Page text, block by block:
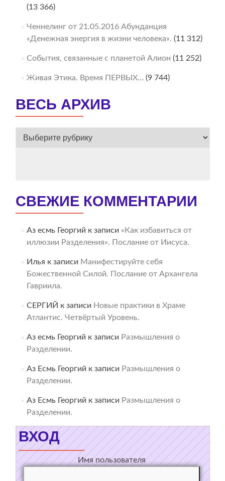
(13 366)
Ченнелинг от 21.05.2016 Абунданция
«Денежная энергия в жизни человека». (11 312)
События, связанные с планетой Алион (11 252)
Живая Этика. Время ПЕРВЫХ… (9 744)
ВЕСЬ АРХИВ
ВЕСЬ
СВЕЖИЕ КОММЕНТАРИИ
Аз есмь Георгий к записи «Как избавиться от
иллюзии Разделения». Послание от Иисуса.
Илья к записи Манифестируйте себя
Божественной Силой. Послание от Архангела
Гавриила.
СЕРГИЙ к записи Новые практики в Храме
Атлантис. Четвёртый Уровень.
Аз есмь Георгий к записи Размышления о
Разделении.
Аз Есмь Георгий к записи Размышления о
Разделении.
Аз Есмь Георгий к записи Размышления о
Разделении.
ВХОД
Имя пользователя